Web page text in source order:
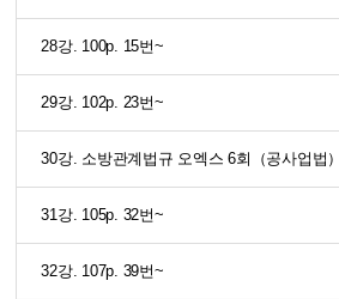
28강. 100p. 15번~
29강. 102p. 23번~
30강. 소방관계법규 오엑스 6회（공사업법）
31강. 105p. 32번~
32강. 107p. 39번~